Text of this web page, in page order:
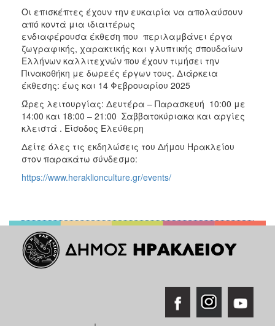
Οι επισκέπτες έχουν την ευκαιρία να απολαύσουν
από κοντά μια ιδιαιτέρως
ενδιαφέρουσα έκθεση που περιλαμβάνει έργα
ζωγραφικής, χαρακτικής και γλυπτικής σπουδαίων
Ελλήνων καλλιτεχνών που έχουν τιμήσει την
Πινακοθήκη με δωρεές έργων τους. Διάρκεια
έκθεσης: έως και 14 Φεβρουαρίου 2025
Ώρες λειτουργίας: Δευτέρα – Παρασκευή 10:00 με
14:00 και 18:00 – 21:00 Σαββατοκύριακα και αργίες
κλειστά . Είσοδος Ελεύθερη
Δείτε όλες τις εκδηλώσεις του Δήμου Ηρακλείου
στον παρακάτω σύνδεσμο:
https://www.heraklionculture.gr/events/